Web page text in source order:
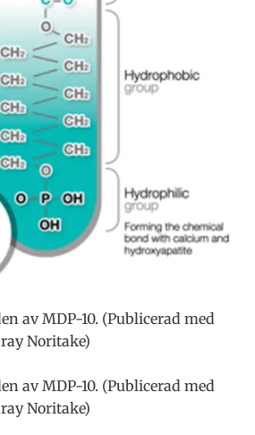
av MDP-10. (Publicerad med
Noritake)
av MDP-10. (Publicerad med
Noritake)